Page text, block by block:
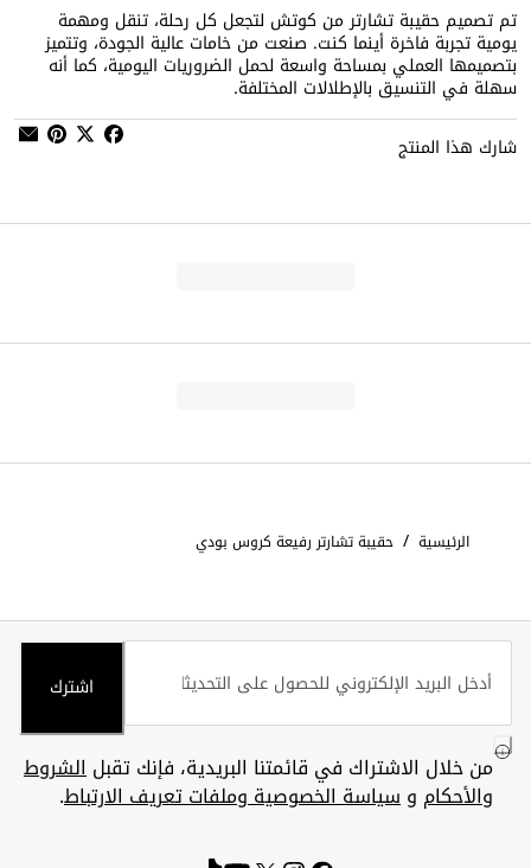
تم تصميم حقيبة تشارتر من كوتش لتجعل كل رحلة، تنقل ومهمة
يومية تجربة فاخرة أينما كنت. صنعت من خامات عالية الجودة، وتتميز
بتصميمها العملي بمساحة واسعة لحمل الضروريات اليومية، كما أنه
سهلة في التنسيق بالإطلالات المختلفة.
شارك هذا المنتج
الرئيسية / حقيبة تشارتر رفيعة كروس بودي
اشترك
من خلال الاشتراك في قائمتنا البريدية، فإنك تقبلالشروط
والأحكام وسياسة الخصوصية وملفات تعريف الارتباط.